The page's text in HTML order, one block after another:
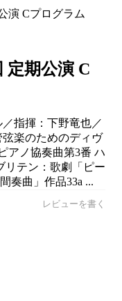
定期公演 C
指揮：下野竜也／
楽のためのディヴ
アノ協奏曲第3番 ハ
リテン：歌劇「ピー
奏曲」作品33a ...
レビューを書く